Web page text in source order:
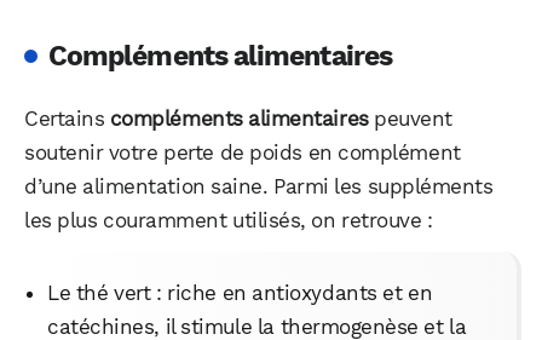
Compléments alimentaires
Certains compléments alimentairespeuvent
soutenir votre perte de poids en complément
d’une alimentation saine. Parmi les suppléments
les plus couramment utilisés, on retrouve :
Le thé vert : riche en antioxydants et en
catéchines, il stimule la thermogenèse et la